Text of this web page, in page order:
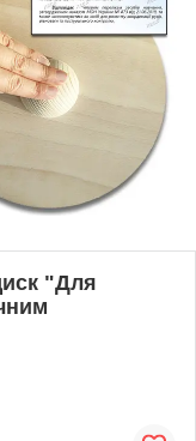
"Для